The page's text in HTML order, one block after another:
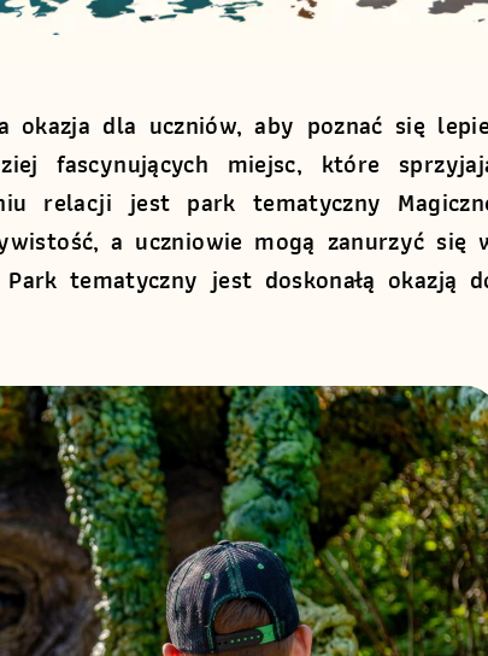
okazja dla uczniów, aby poznać się
fascynujących miejsc, które
relacji jest park tematyczny
a uczniowie mogą zanurzyć się
Park tematyczny jest doskonałą okazją